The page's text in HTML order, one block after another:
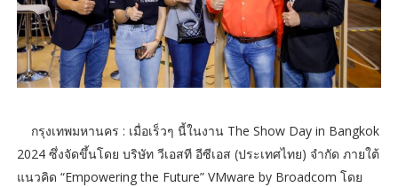
กรุงเทพมหานคร : เมื่อเร็วๆ นี้ในงาน The Show Day in Bangkok
2024 ซึ่งจัดขึ้นโดย บริษัท วีเอสที อีซีเอส (ประเทศไทย) จำกัด ภายใต้
แนวคิด “Empowering the Future” VMware by Broadcom โดย